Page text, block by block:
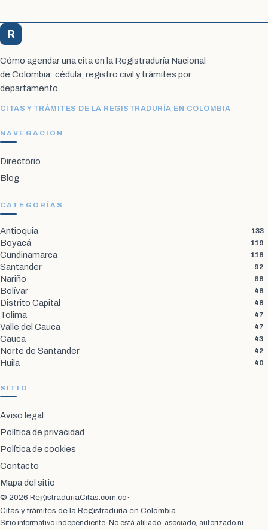
R
Cómo agendar una cita en la Registraduría Nacional
de Colombia: cédula, registro civil y trámites por
departamento.
CITAS Y TRÁMITES DE LA REGISTRADURÍA EN COLOMBIA
NAVEGACIÓN
Directorio
Blog
CATEGORÍAS
Antioquia 133
Boyacá 119
Cundinamarca 118
Santander 92
Nariño 68
Bolívar 48
Distrito Capital 48
Tolima 47
Valle del Cauca 47
Cauca 43
Norte de Santander 42
Huila 40
SITIO
Aviso legal
Política de privacidad
Política de cookies
Contacto
Mapa del sitio
© 2026 RegistraduriaCitas.com.co·
Citas y trámites de la Registraduría en Colombia
Sitio informativo independiente. No está afiliado, asociado, autorizado ni